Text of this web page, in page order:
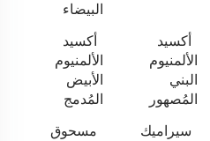
البيضاء
أكسيد
الألمنيوم
البني
المُصهور
أكسيد
الألمنيوم
الأبيض
المُدمج
سيراميك
مسحوق